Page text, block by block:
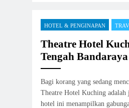
HOTEL & PENGINAPAN
Theatre Hotel
Tengah
Bagi korang yang sedang
Theatre Hotel Kuching adalah
hotel ini menampilkan